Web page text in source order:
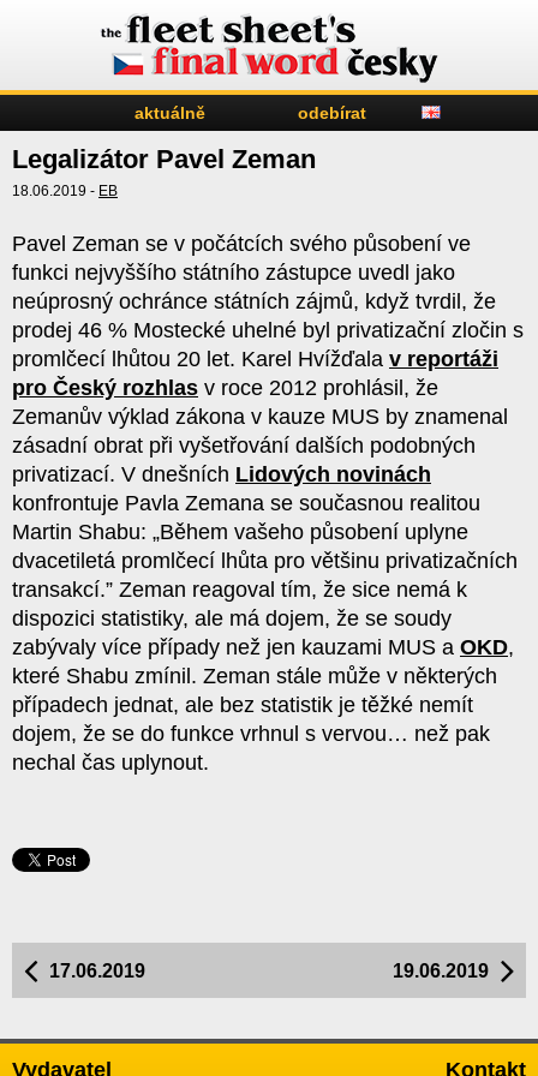
aktuálně odebírat
Legalizátor Pavel Zeman
18.06.2019 - EB
Pavel Zeman se v počátcích svého působení ve
funkci nejvyššího státního zástupce uvedl jako
neúprosný ochránce státních zájmů, když tvrdil, že
prodej 46 % Mostecké uhelné byl privatizační zločin s
promlčecí lhůtou 20 let. Karel Hvížďala v reportáži
pro Český rozhlas v roce 2012 prohlásil, že
Zemanův výklad zákona v kauze MUS by znamenal
zásadní obrat při vyšetřování dalších podobných
privatizací. V dnešních Lidových novinách
konfrontuje Pavla Zemana se současnou realitou
Martin Shabu: „Během vašeho působení uplyne
dvacetiletá promlčecí lhůta pro většinu privatizačních
transakcí.” Zeman reagoval tím, že sice nemá k
dispozici statistiky, ale má dojem, že se soudy
zabývaly více případy než jen kauzami MUS a OKD,
které Shabu zmínil. Zeman stále může v některých
případech jednat, ale bez statistik je těžké nemít
dojem, že se do funkce vrhnul s vervou… než pak
nechal čas uplynout.
19.06.2019
17.06.2019
Vydavatel Kontakt